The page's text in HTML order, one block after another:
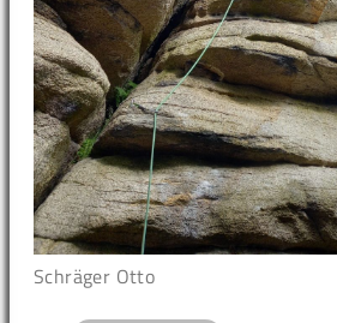
Schräger Otto